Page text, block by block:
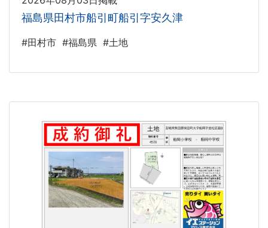
福島県田村市船引町船引字安久津
#田村市 #福島県 #土地